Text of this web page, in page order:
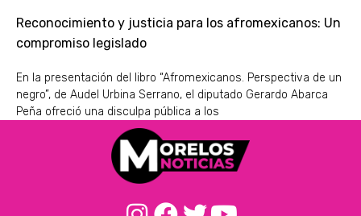
Reconocimiento y justicia para los afromexicanos: Un
compromiso legislado
En la presentación del libro “Afromexicanos. Perspectiva de un
negro”, de Audel Urbina Serrano, el diputado Gerardo Abarca
Peña ofreció una disculpa pública a los